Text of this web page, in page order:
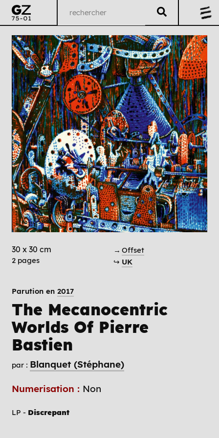
30 x 30 cm
2 pages
→ Offset
↪ UK
Parution en 2017
The Mecanocentric
Worlds Of Pierre
Bastien
par : Blanquet (Stéphane)
Numerisation : Non
LP - Discrepant